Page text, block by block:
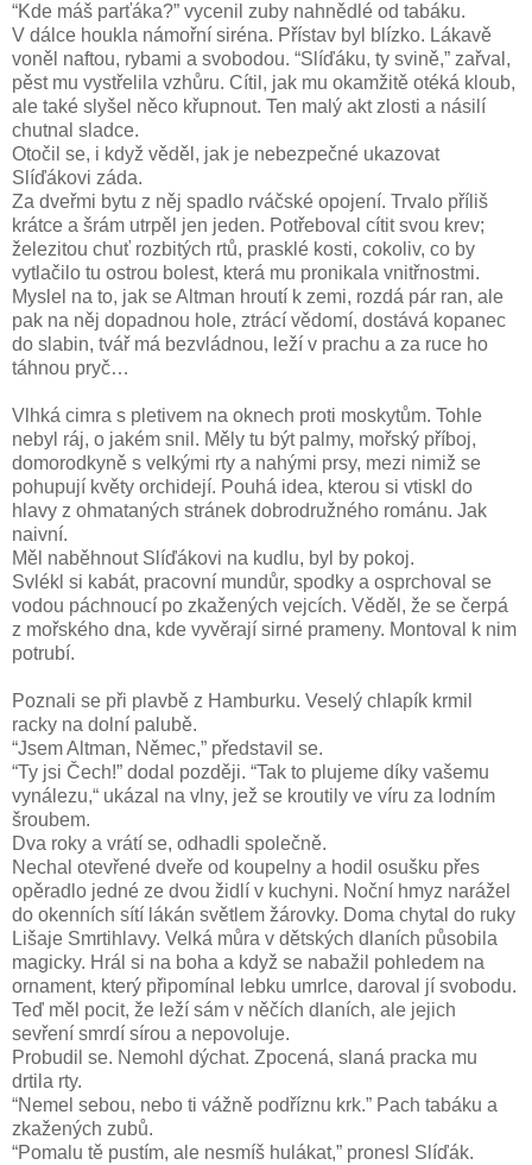
“Kde máš parťáka?” vycenil zuby nahnědlé od tabáku.
V dálce houkla námořní siréna. Přístav byl blízko. Lákavě
voněl naftou, rybami a svobodou. “Slíďáku, ty svině,” zařval,
pěst mu vystřelila vzhůru. Cítil, jak mu okamžitě otéká kloub,
ale také slyšel něco křupnout. Ten malý akt zlosti a násilí
chutnal sladce.
Otočil se, i když věděl, jak je nebezpečné ukazovat
Slíďákovi záda.
Za dveřmi bytu z něj spadlo rváčské opojení. Trvalo příliš
krátce a šrám utrpěl jen jeden. Potřeboval cítit svou krev;
železitou chuť rozbitých rtů, prasklé kosti, cokoliv, co by
vytlačilo tu ostrou bolest, která mu pronikala vnitřnostmi.
Myslel na to, jak se Altman hroutí k zemi, rozdá pár ran, ale
pak na něj dopadnou hole, ztrácí vědomí, dostává kopanec
do slabin, tvář má bezvládnou, leží v prachu a za ruce ho
táhnou pryč…
Vlhká cimra s pletivem na oknech proti moskytům. Tohle
nebyl ráj, o jakém snil. Měly tu být palmy, mořský příboj,
domorodkyně s velkými rty a nahými prsy, mezi nimiž se
pohupují květy orchidejí. Pouhá idea, kterou si vtiskl do
hlavy z ohmataných stránek dobrodružného románu. Jak
naivní.
Měl naběhnout Slíďákovi na kudlu, byl by pokoj.
Svlékl si kabát, pracovní mundůr, spodky a osprchoval se
vodou páchnoucí po zkažených vejcích. Věděl, že se čerpá
z mořského dna, kde vyvěrají sirné prameny. Montoval k nim
potrubí.
Poznali se při plavbě z Hamburku. Veselý chlapík krmil
racky na dolní palubě.
“Jsem Altman, Němec,” představil se.
“Ty jsi Čech!” dodal později. “Tak to plujeme díky vašemu
vynálezu,“ ukázal na vlny, jež se kroutily ve víru za lodním
šroubem.
Dva roky a vrátí se, odhadli společně.
Nechal otevřené dveře od koupelny a hodil osušku přes
opěradlo jedné ze dvou židlí v kuchyni. Noční hmyz narážel
do okenních sítí lákán světlem žárovky. Doma chytal do ruky
Lišaje Smrtihlavy. Velká můra v dětských dlaních působila
magicky. Hrál si na boha a když se nabažil pohledem na
ornament, který připomínal lebku umrlce, daroval jí svobodu.
Teď měl pocit, že leží sám v něčích dlaních, ale jejich
sevření smrdí sírou a nepovoluje.
Probudil se. Nemohl dýchat. Zpocená, slaná pracka mu
drtila rty.
“Nemel sebou, nebo ti vážně podříznu krk.” Pach tabáku a
zkažených zubů.
“Pomalu tě pustím, ale nesmíš hulákat,” pronesl Slíďák.